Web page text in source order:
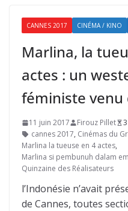
CANNES 2017 CINÉMA / KINO
Marlina, la
actes : un
féministe venu
11 juin 2017 Firouz Pillet
cannes 2017, Cinémas du
Marlina la tueuse en 4 actes,
Marlina si pembunuh dalam
Quinzaine des Réalisateurs
l’Indonésie n’avait
de Cannes, toutes